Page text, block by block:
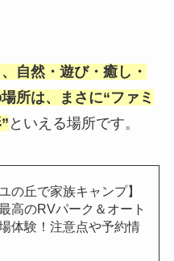
自然・遊び・癒し・
所は、まさに“ファミ
といえる場所です。
の丘で家族キャンプ】
高のRVパーク＆オート
体験！注意点や予約情